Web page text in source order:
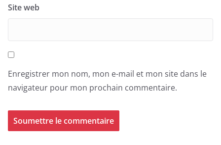
Site web
Enregistrer mon nom, mon e-mail et mon site dans le
navigateur pour mon prochain commentaire.